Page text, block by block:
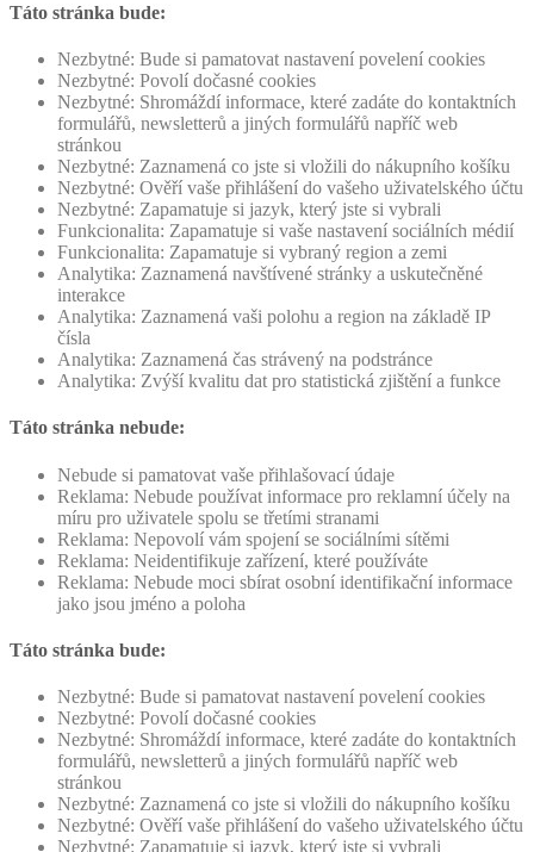
Táto stránka bude:
Nezbytné: Bude si pamatovat nastavení povelení cookies
Nezbytné: Povolí dočasné cookies
Nezbytné: Shromáždí informace, které zadáte do kontaktních
formulářů, newsletterů a jiných formulářů napříč web
stránkou
Nezbytné: Zaznamená co jste si vložili do nákupního košíku
Nezbytné: Ověří vaše přihlášení do vašeho uživatelského účtu
Nezbytné: Zapamatuje si jazyk, který jste si vybrali
Funkcionalita: Zapamatuje si vaše nastavení sociálních médií
Funkcionalita: Zapamatuje si vybraný region a zemi
Analytika: Zaznamená navštívené stránky a uskutečněné
interakce
Analytika: Zaznamená vaši polohu a region na základě IP
čísla
Analytika: Zaznamená čas strávený na podstránce
Analytika: Zvýší kvalitu dat pro statistická zjištění a funkce
Táto stránka nebude:
Nebude si pamatovat vaše přihlašovací údaje
Reklama: Nebude používat informace pro reklamní účely na
míru pro uživatele spolu se třetími stranami
Reklama: Nepovolí vám spojení se sociálními sítěmi
Reklama: Neidentifikuje zařízení, které používáte
Reklama: Nebude moci sbírat osobní identifikační informace
jako jsou jméno a poloha
Táto stránka bude:
Nezbytné: Bude si pamatovat nastavení povelení cookies
Nezbytné: Povolí dočasné cookies
Nezbytné: Shromáždí informace, které zadáte do kontaktních
formulářů, newsletterů a jiných formulářů napříč web
stránkou
Nezbytné: Zaznamená co jste si vložili do nákupního košíku
Nezbytné: Ověří vaše přihlášení do vašeho uživatelského účtu
Nezbytné: Zapamatuje si jazyk, který jste si vybrali